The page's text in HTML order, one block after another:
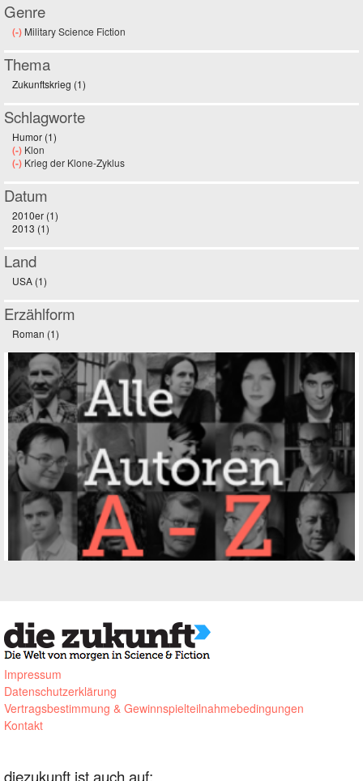
Genre
(-) Remove Military Science Fiction filter
Military Science Fiction
Thema
Zukunftskrieg (1)
Schlagworte
Humor (1)
(-) Remove Klon filter
Klon
(-) Remove Krieg der Klone-Zyklus filter
Krieg der Klone-Zyklus
Datum
2010er (1)
2013 (1)
Land
USA (1)
Erzählform
Roman (1)
Impressum
Datenschutzerklärung
Vertragsbestimmung & Gewinnspielteilnahmebedingungen
Kontakt
diezukunft ist auch auf: